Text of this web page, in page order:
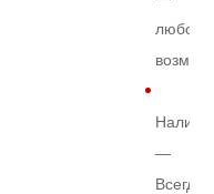
любой
—
Всегда